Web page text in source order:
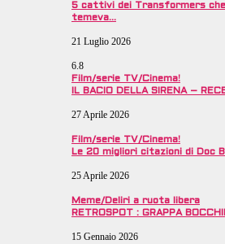
5 cattivi dei Transformers
temeva…
21 Luglio 2026
6.8
Film/serie TV/Cinema!
IL BACIO DELLA SIRENA –
27 Aprile 2026
Film/serie TV/Cinema!
Le 20 migliori citazioni di Doc
25 Aprile 2026
Meme/Deliri a ruota libera
RETROSPOT : GRAPPA
15 Gennaio 2026